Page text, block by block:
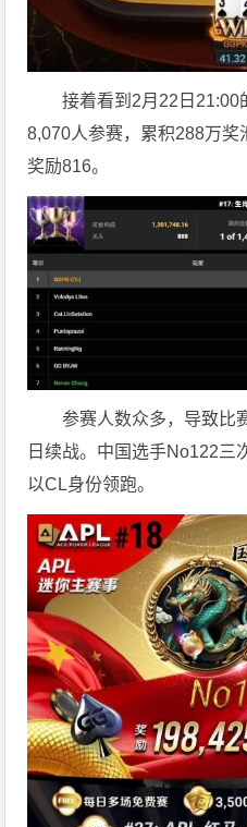
接着看到2月22日21:00
8,070人参赛，累积288万
奖励816。
参赛人数众多，导致比
日续战。中国选手No122三
以CL身份领跑。